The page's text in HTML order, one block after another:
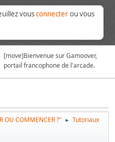
vousconnecterou vous
[move]Bienvenue sur Gamoover,
portail francophone de l'arcade.
OU COMMENCER ?" ► Tutoriaux